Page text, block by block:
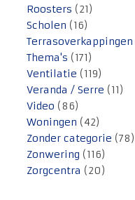
Roosters (21)
Scholen (16)
Terrasoverkappingen
Thema's (171)
Ventilatie (119)
Veranda / Serre (11)
Video (86)
Woningen (42)
Zonder categorie (78)
Zonwering (116)
Zorgcentra (20)